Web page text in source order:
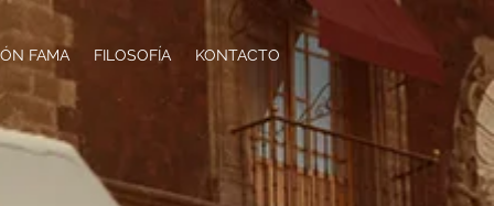
FAMA FILOSOFÍA KONTACTO